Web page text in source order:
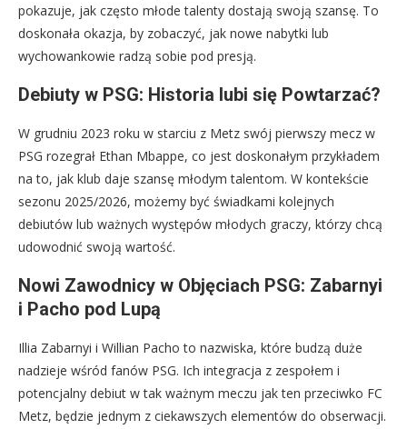
pokazuje, jak często młode talenty dostają swoją szansę. To
doskonała okazja, by zobaczyć, jak nowe nabytki lub
wychowankowie radzą sobie pod presją.
Debiuty w PSG: Historia lubi się Powtarzać?
W grudniu 2023 roku w starciu z Metz swój pierwszy mecz w
PSG rozegrał Ethan Mbappe, co jest doskonałym przykładem
na to, jak klub daje szansę młodym talentom. W kontekście
sezonu 2025/2026, możemy być świadkami kolejnych
debiutów lub ważnych występów młodych graczy, którzy chcą
udowodnić swoją wartość.
Nowi Zawodnicy w Objęciach PSG: Zabarnyi
i Pacho pod Lupą
Illia Zabarnyi i Willian Pacho to nazwiska, które budzą duże
nadzieje wśród fanów PSG. Ich integracja z zespołem i
potencjalny debiut w tak ważnym meczu jak ten przeciwko FC
Metz, będzie jednym z ciekawszych elementów do obserwacji.